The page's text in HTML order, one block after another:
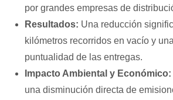
por grandes empresas de
Resultados: Una reducción
kilómetros recorridos en vacío y
puntualidad de las entregas.
Impacto Ambiental y Económico:
una disminución directa de